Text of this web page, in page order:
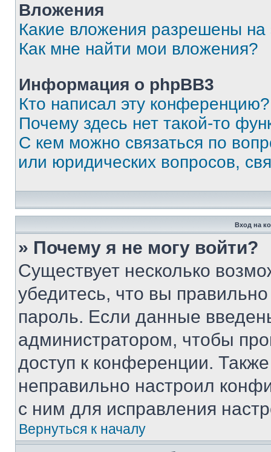
Вложения
Какие вложения разрешены
Как мне найти мои вложения?
Информация о phpBB3
Кто написал эту конференцию?
Почему здесь нет такой-то
С кем можно связаться по
или юридических вопросов,
Вход на
» Почему я не могу войти?
Существует несколько
убедитесь, что вы
пароль. Если данные
администратором, чтобы
доступ к конференции.
неправильно настроил
с ним для исправления
Вернуться к началу